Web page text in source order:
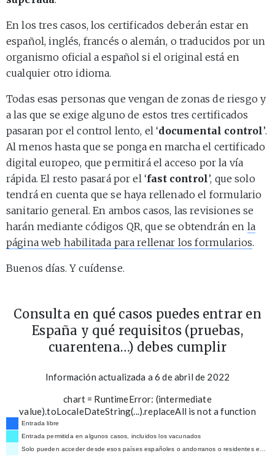
En los tres casos, los certificados deberán estar en
español, inglés, francés o alemán, o traducidos por un
organismo oficial a español si el original está en
cualquier otro idioma.
Todas esas personas que vengan de zonas de riesgo y
a las que se exige alguno de estos tres certificados
pasaran por el control lento, el ‘documental control’.
Al menos hasta que se ponga en marcha el certificado
digital europeo, que permitirá el acceso por la vía
rápida. El resto pasará por el ‘fast control’, que solo
tendrá en cuenta que se haya rellenado el formulario
sanitario general. En ambos casos, las revisiones se
harán mediante códigos QR, que se obtendrán en la
página web habilitada para rellenar los formularios.
Buenos días. Y cuídense.
Consulta en qué casos puedes entrar en
España y qué requisitos (pruebas,
cuarentena…) debes cumplir
Información actualizada a 6 de abril de 2022
chart = RuntimeError: (intermediate
value).toLocaleDateString(...).replaceAll is not a function
Entrada libre
Entrada permitida en algunos casos, incluidos los vacunados